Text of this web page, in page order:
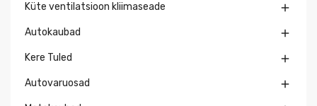
Küte ventilatsioon kliimaseade 
Autokaubad 
Kere Tuled 
Autovaruosad 